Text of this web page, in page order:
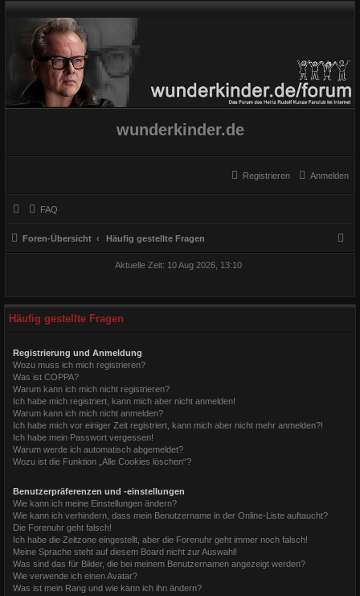
wunderkinder.de
Anmelden
Registrieren
FAQ
Foren-Übersicht Häufig gestellte Fragen
Aktuelle Zeit: 10 Aug 2026, 13:10
Häufig gestellte Fragen
Registrierung und Anmeldung
Wozu muss ich mich registrieren?
Was ist COPPA?
Warum kann ich mich nicht registrieren?
Ich habe mich registriert, kann mich aber nicht anmelden!
Warum kann ich mich nicht anmelden?
Ich habe mich vor einiger Zeit registriert, kann mich aber nicht mehr anmelden?!
Ich habe mein Passwort vergessen!
Warum werde ich automatisch abgemeldet?
Wozu ist die Funktion „Alle Cookies löschen“?
Benutzerpräferenzen und -einstellungen
Wie kann ich meine Einstellungen ändern?
Wie kann ich verhindern, dass mein Benutzername in der Online-Liste auftaucht?
Die Forenuhr geht falsch!
Ich habe die Zeitzone eingestellt, aber die Forenuhr geht immer noch falsch!
Meine Sprache steht auf diesem Board nicht zur Auswahl!
Was sind das für Bilder, die bei meinem Benutzernamen angezeigt werden?
Wie verwende ich einen Avatar?
Was ist mein Rang und wie kann ich ihn ändern?